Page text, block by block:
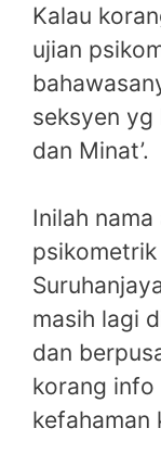
Kalau
ujian
seksyen yg
dan Minat’.
Inilah
masih lagi
dan
korang info
kefahaman